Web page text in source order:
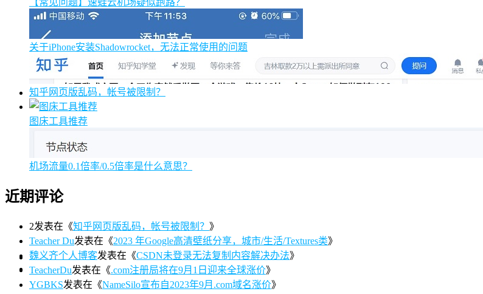
关于iPhone安装Shadowrocket，无法正常使用的问题
知乎网页版乱码，帐号被限制？
图床工具推荐
机场流量0.1倍率/0.5倍率是什么意思？
近期评论
2发表在《知乎网页版乱码，帐号被限制？ 》
Teacher Du发表在《2023 年Google高清壁纸分享，城市/生活/Textures类》
魏义齐个人博客发表在《CSDN未登录无法复制内容解决办法》
TeacherDu发表在《.com注册局将在9月1日迎来全球涨价》
YGBKS发表在《NameSilo宣布自2023年9月.com域名涨价》